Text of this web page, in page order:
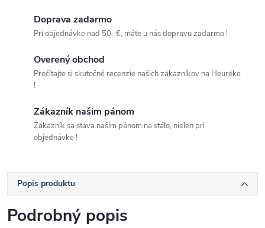
Doprava zadarmo
Pri objednávke nad 50,-€, máte u nás dopravu zadarmo !
Overený obchod
Prečítajte si skutočné recenzie našich zákazníkov na Heuréke
!
Zákazník našim pánom
Zákazník sa stáva naším pánom na stálo, nielen pri
objednávke !
Popis produktu
Podrobný popis